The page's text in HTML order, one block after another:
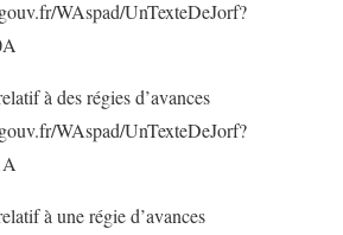
WAspad/UnTexteDeJorf?
à des régies d’avances
WAspad/UnTexteDeJorf?
à une régie d’avances